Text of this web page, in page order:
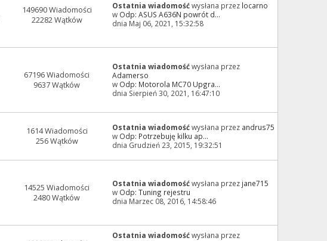
149690 Wiadomości
22282 Wątków
Ostatnia wiadomośćwysłana przez locarno
w Odp: ASUS A636N powrót d...
dnia Maj 06, 2021, 15:32:58
67196 Wiadomości
9637 Wątków
Ostatnia wiadomośćwysłana przez
Adamerso
w Odp: Motorola MC70 Upgra...
dnia Sierpień 30, 2021, 16:47:10
1614 Wiadomości
256 Wątków
Ostatnia wiadomośćwysłana przez andrus75
w Odp: Potrzebuję kilku ap...
dnia Grudzień 23, 2015, 19:32:51
14525 Wiadomości
2480 Wątków
Ostatnia wiadomośćwysłana przez jane715
w Odp: Tuning rejestru
dnia Marzec 08, 2016, 14:58:46
Ostatnia wiadomośćwysłana przez